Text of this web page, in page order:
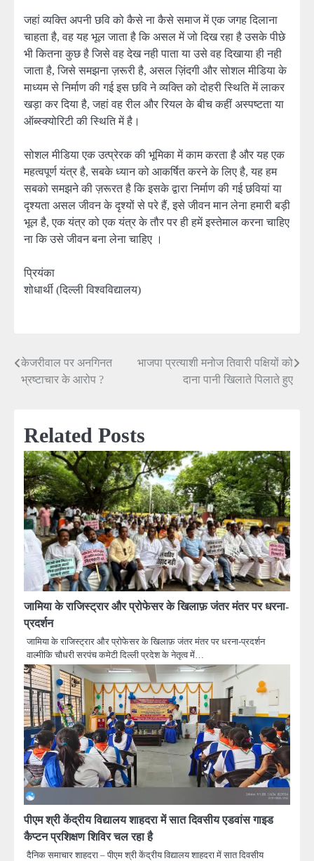
जहां व्यक्ति अपनी छवि को कैसे ना कैसे समाज में एक जगह दिलाना
चाहता है, वह यह भूल जाता है कि असल में जो दिख रहा है उसके पीछे
भी कितना कुछ है जिसे वह देख नही पाता या उसे वह दिखाया ही नही
जाता है, जिसे समझना ज़रूरी है, असल ज़िंदगी और सोशल मीडिया के
माध्यम से निर्माण की गई इस छवि ने व्यक्ति को दोहरी स्थिति में लाकर
खड़ा कर दिया है, जहां वह रील और रियल के बीच कहीं अस्पष्टता या
ऑब्स्क्योरिटी की स्थिति में है।
सोशल मीडिया एक उत्प्रेरक की भूमिका में काम करता है और यह एक
महत्वपूर्ण यंत्र है, सबके ध्यान को आकर्षित करने के लिए है, यह हम
सबको समझने की ज़रूरत है कि इसके द्वारा निर्माण की गई छवियां या
दृश्यता असल जीवन के दृश्यों से परे हैं, इसे जीवन मान लेना हमारी बड़ी
भूल है, एक यंत्र को एक यंत्र के तौर पर ही हमें इस्तेमाल करना चाहिए
ना कि उसे जीवन बना लेना चाहिए ।
प्रियंका
शोधार्थी (दिल्ली विश्वविद्यालय)
Post
navigation
केजरीवाल पर अनगिनत
भ्रष्टाचार के आरोप ?
भाजपा प्रत्याशी मनोज तिवारी पक्षियों को
दाना पानी खिलाते पिलाते हुए
Related Posts
जामिया के राजिस्ट्रार और प्रोफेसर के खिलाफ़ जंतर मंतर पर धरना-
प्रदर्शन
जामिया के राजिस्ट्रार और प्रोफेसर के खिलाफ़ जंतर मंतर पर धरना-प्रदर्शन
वाल्मीकि चौधरी सरपंच कमेटी दिल्ली प्रदेश के नेतृत्व में…
पीएम श्री केंद्रीय विद्यालय शाहदरा में सात दिवसीय एडवांस गाइड
कैप्टन प्रशिक्षण शिविर चल रहा है
दैनिक समाचार शाहदरा – पीएम श्री केंद्रीय विद्यालय शाहदरा में सात दिवसीय